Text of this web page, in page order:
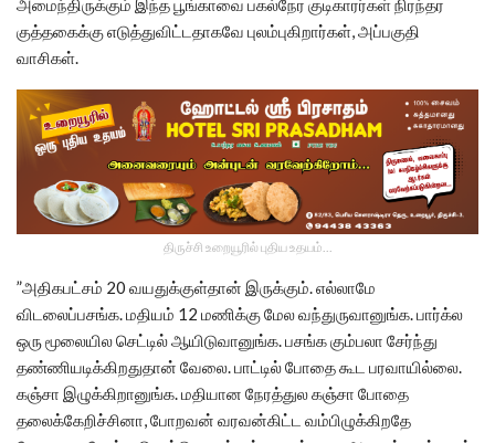
அமைந்திருக்கும் இந்த பூங்காவை பகல்நேர குடிகாரர்கள் நிரந்தர
குத்தகைக்கு எடுத்துவிட்டதாகவே புலம்புகிறார்கள், அப்பகுதி
வாசிகள்.
திருச்சி உறையூரில் புதிய உதயம்...
”அதிகபட்சம் 20 வயதுக்குள்தான் இருக்கும். எல்லாமே
விடலைப்பசங்க. மதியம் 12 மணிக்கு மேல வந்துருவானுங்க. பார்க்ல
ஒரு மூலையில செட்டில் ஆயிடுவானுங்க. பசங்க கும்பலா சேர்ந்து
தண்ணியடிக்கிறதுதான் வேலை. பாட்டில் போதை கூட பரவாயில்லை.
கஞ்சா இழுக்கிறானுங்க. மதியான நேரத்துல கஞ்சா போதை
தலைக்கேறிச்சினா, போறவன் வரவன்கிட்ட வம்பிழுக்கிறதே